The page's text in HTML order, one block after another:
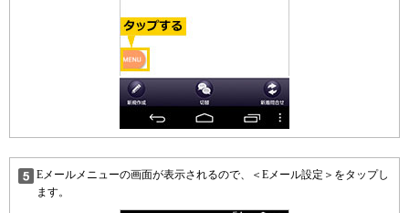
Eメールメニューの画面が表示されるので、＜Eメール設定＞をタップし
ます。